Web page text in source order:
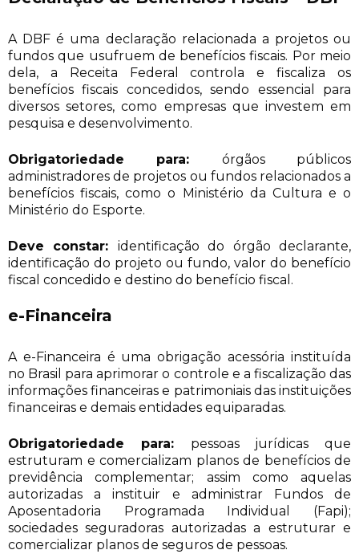
A DBF é uma declaração relacionada a projetos ou
fundos que usufruem de benefícios fiscais. Por meio
dela, a Receita Federal controla e fiscaliza os
benefícios fiscais concedidos, sendo essencial para
diversos setores, como empresas que investem em
pesquisa e desenvolvimento.
Obrigatoriedade para: órgãos públicos
administradores de projetos ou fundos relacionados a
benefícios fiscais, como o Ministério da Cultura e o
Ministério do Esporte.
Deve constar: identificação do órgão declarante,
identificação do projeto ou fundo, valor do benefício
fiscal concedido e destino do benefício fiscal.
e-Financeira
A e-Financeira é uma obrigação acessória instituída
no Brasil para aprimorar o controle e a fiscalização das
informações financeiras e patrimoniais das instituições
financeiras e demais entidades equiparadas.
Obrigatoriedade para: pessoas jurídicas que
estruturam e comercializam planos de benefícios de
previdência complementar; assim como aquelas
autorizadas a instituir e administrar Fundos de
Aposentadoria Programada Individual (Fapi);
sociedades seguradoras autorizadas a estruturar e
comercializar planos de seguros de pessoas.